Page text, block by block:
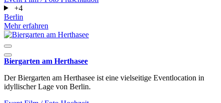
+4
Berlin
Mehr erfahren
Biergarten am Herthasee
Der Biergarten am Herthasee ist eine vielseitige Eventlocation in
idyllischer Lage von Berlin.